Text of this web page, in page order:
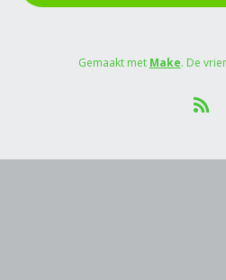
Gemaakt met Make. De